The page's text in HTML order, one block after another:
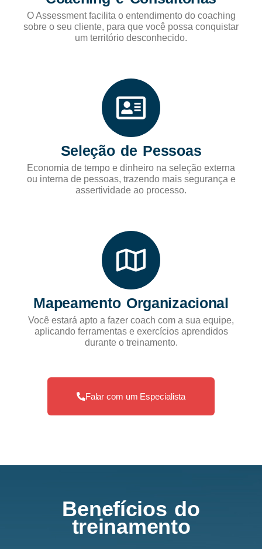
O Assessment facilita o entendimento do coaching
sobre o seu cliente, para que você possa conquistar
um território desconhecido.
Seleção de Pessoas
Economia de tempo e dinheiro na seleção externa
ou interna de pessoas, trazendo mais segurança e
assertividade ao processo.
Mapeamento Organizacional
Você estará apto a fazer coach com a sua equipe,
aplicando ferramentas e exercícios aprendidos
durante o treinamento.
Falar com um Especialista
Benefícios do
treinamento